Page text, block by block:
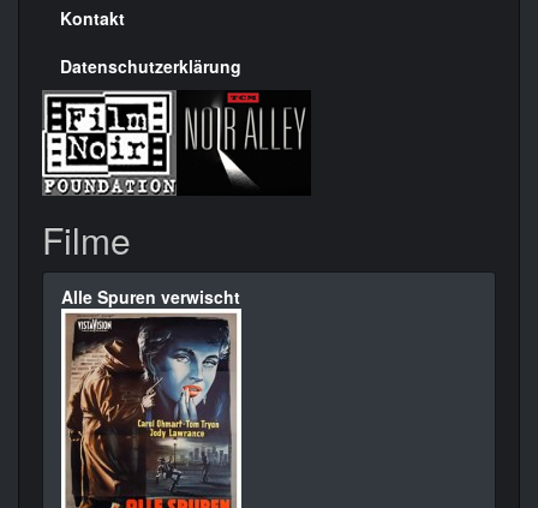
Kontakt
Datenschutzerklärung
Filme
Alle Spuren verwischt